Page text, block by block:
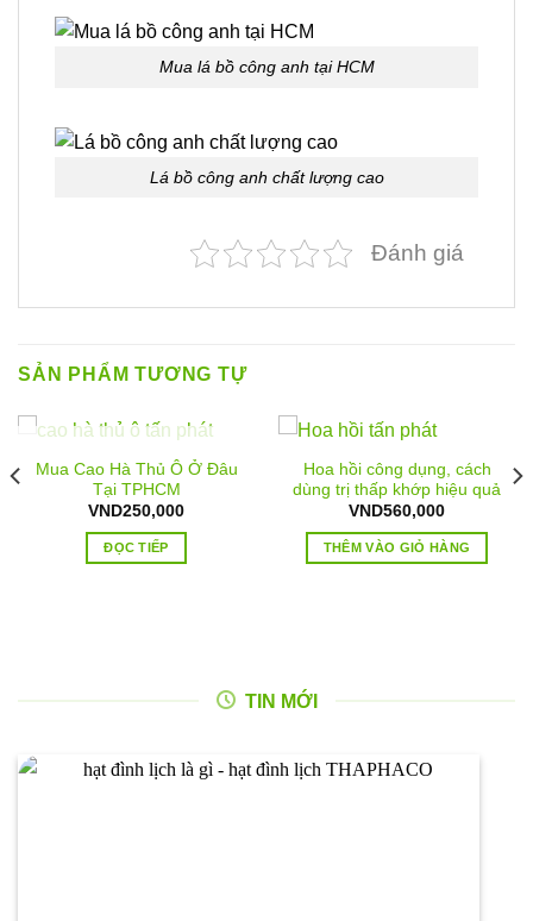
Mua lá bồ công anh tại HCM
Lá bồ công anh chất lượng cao
Đánh giá
SẢN PHẨM TƯƠNG TỰ
HẾT HÀNG
Mua Cao Hà Thủ Ô Ở Đâu
Tại TPHCM
VND250,000
ĐỌC TIẾP
Hoa hồi công dụng, cách
dùng trị thấp khớp hiệu quả
VND560,000
THÊM VÀO GIỎ HÀNG
TIN MỚI